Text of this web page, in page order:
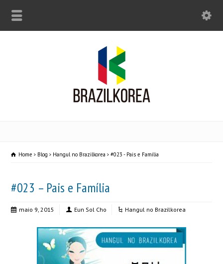
Home Blog Hangul no Brazilkorea #023 - Pais e Família
#023 – Pais e Família
maio 9, 2015 Eun Sol Cho Hangul no Brazilkorea